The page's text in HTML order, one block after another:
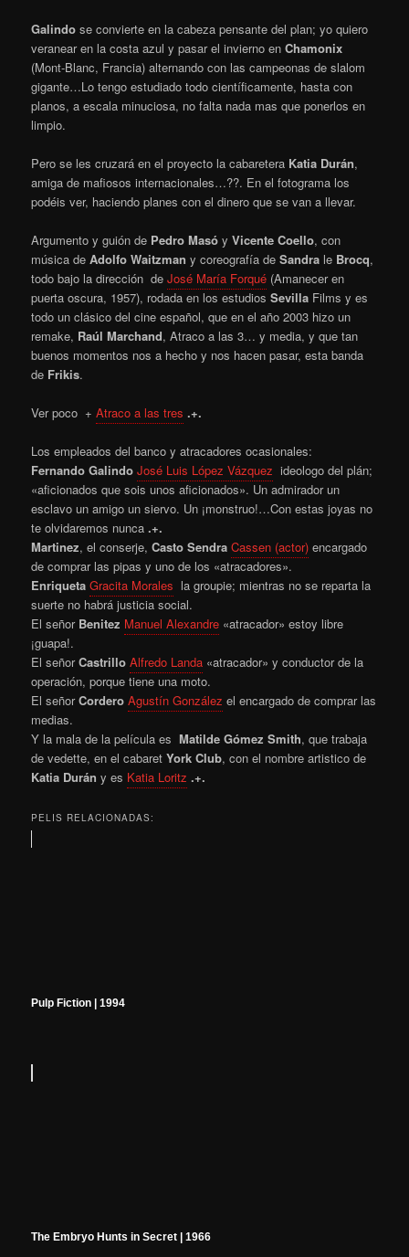
Galindo se convierte en la cabeza pensante del plan; yo quiero
veranear en la costa azul y pasar el invierno enChamonix
(Mont-Blanc, Francia) alternando con las campeonas de slalom
gigante…Lo tengo estudiado todo científicamente, hasta con
planos, a escala minuciosa, no falta nada mas que ponerlos en
limpio.
Pero se les cruzará en el proyecto la cabaretera Katia Durán,
amiga de mafiosos internacionales…??. En el fotograma los
podéis ver, haciendo planes con el dinero que se van a llevar.
Argumento y guión de Pedro Masó yVicente Coello, con
música deAdolfo Waitzman y coreografía deSandra le Brocq,
todo bajo la dirección deJosé María Forqué (Amanecer en
puerta oscura, 1957), rodada en los estudiosSevilla Films y es
todo un clásico del cine español, que en el año 2003 hizo un
remake, Raúl Marchand, Atraco a las 3… y media, y que tan
buenos momentos nos a hecho y nos hacen pasar, esta banda
de Frikis.
Ver poco +Atraco a las tres .+.
Los empleados del banco y atracadores ocasionales:
Fernando Galindo José Luis López Vázquez ideologo del plán;
«aficionados que sois unos aficionados». Un admirador un
esclavo un amigo un siervo. Un ¡monstruo!…Con estas joyas no
te olvidaremos nunca.+.
Martinez, el conserje,Casto Sendra Cassen (actor) encargado
de comprar las pipas y uno de los «atracadores».
Enriqueta Gracita Morales la groupie; mientras no se reparta la
suerte no habrá justicia social.
El señor Benitez Manuel Alexandre «atracador» estoy libre
¡guapa!.
El señorCastrilloAlfredo Landa «atracador» y conductor de la
operación, porque tiene una moto.
El señorCordero Agustín González el encargado de comprar las
medias.
Y la mala de la película esMatilde Gómez Smith, que trabaja
de vedette, en el cabaretYork Club, con el nombre artistico de
Katia Durán y es Katia Loritz .+.
PELIS RELACIONADAS:
Pulp Fiction | 1994
The Embryo Hunts in Secret | 1966